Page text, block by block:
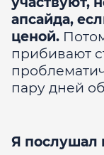
апсайда,
ценой.
прибивают
пару дней
Я послушал